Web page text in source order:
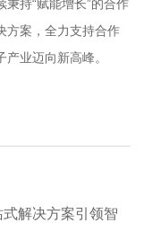
持“赋能增长”的合作
方案，全力支持合作
业迈向新高峰。
解决方案引领智